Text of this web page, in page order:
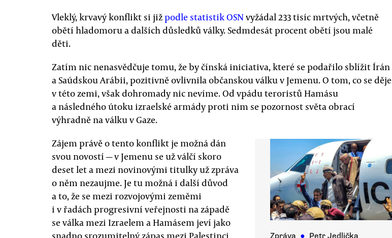
Vleklý, krvavý konflikt si jižpodle statistik OSNvyžádal 233 tisíc mrtvých, včetně
obětí hladomoru a dalších důsledků války. Sedmdesát procent obětí jsou malé
děti.
Zatím nic nenasvědčuje tomu, že by čínská iniciativa, které se podařilo sblížit Írán
a Saúdskou Arábii, pozitivně ovlivnila občanskou válku v Jemenu. O tom, co se děje
v této zemi, však dohromady nic nevíme. Od vpádu teroristů Hamásu
a následného útoku izraelské armády proti nim se pozornost světa obrací
výhradně na válku v Gaze.
Zpráva ● Petr Jedlička
Zájem právě o tento konflikt je možná dán
svou novostí — v Jemenu se už válčí skoro
deset let a mezi novinovými titulky už zpráva
o něm nezaujme. Je tu možná i další důvod
a to, že se mezi rozvojovými zeměmi
i v řadách progresivní veřejnosti na západě
se válka mezi Izraelem a Hamásem jeví jako
snadno srozumitelný zápas mezi Palestinci